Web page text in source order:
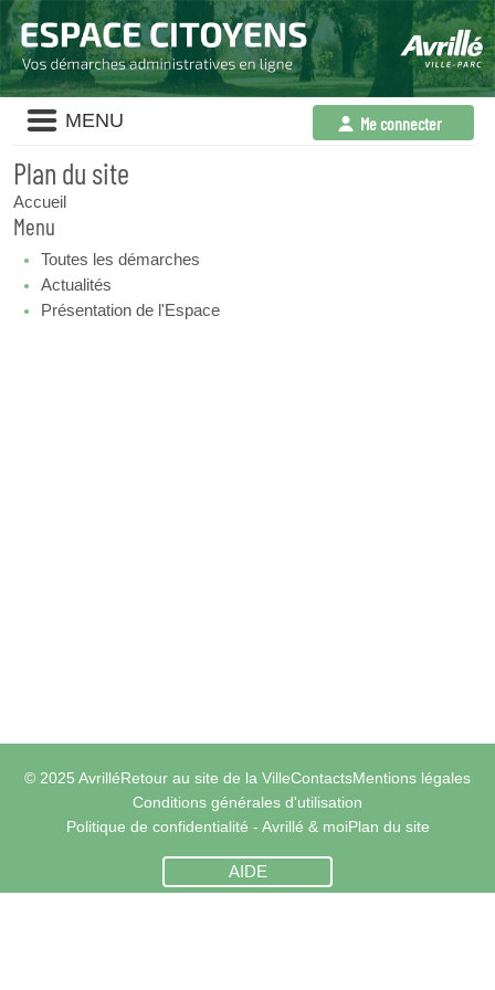
Liste
des
MENU Me connecter
Plan du site
Accueil
Menu
Toutes les démarches
Actualités
Présentation de l'Espace
© 2025 AvrilléRetour au site de la VilleContactsMentions légales
Conditions générales d'utilisation
Politique de confidentialité - Avrillé & moiPlan du site
AIDE